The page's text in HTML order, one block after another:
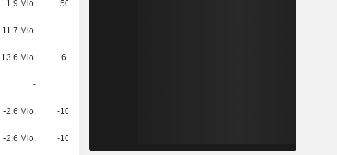
1.9 Mio. 500’000
11.7 Mio.
13.6 Mio. 6.5 Mio.
-
-2.6 Mio. -100’000
-2.6 Mio. -100’000